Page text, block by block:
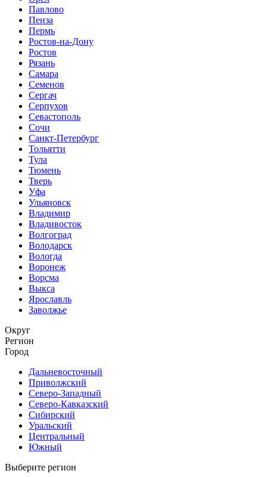
Павлово
Пенза
Пермь
Ростов-на-Дону
Ростов
Рязань
Самара
Семенов
Сергач
Серпухов
Севастополь
Сочи
Санкт-Петербург
Тольятти
Тула
Тюмень
Тверь
Уфа
Ульяновск
Владимир
Владивосток
Волгоград
Володарск
Вологда
Воронеж
Ворсма
Выкса
Ярославль
Заволжье
Округ
Регион
Город
Дальневосточный
Приволжский
Северо-Западный
Северо-Кавказский
Сибирский
Уральский
Центральный
Южный
Выберите регион